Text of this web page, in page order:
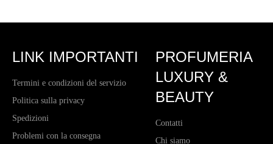
LINK IMPORTANTI
Termini e condizioni del servizio
Politica sulla privacy
Spedizioni
Problemi con la consegna
PROFUMERIA
LUXURY &
BEAUTY
Contatti
Chi siamo